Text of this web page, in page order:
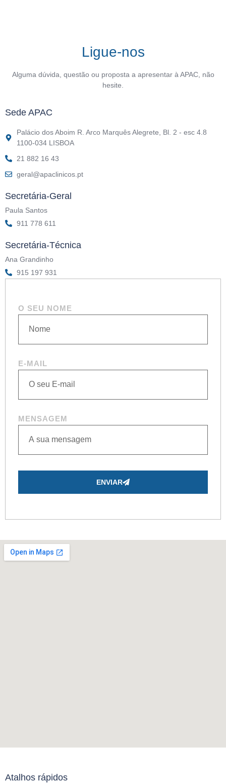
Ligue-nos
Alguma dúvida, questão ou proposta a apresentar à APAC, não
hesite.
Sede APAC
Palácio dos Aboim R. Arco Marquês Alegrete, Bl. 2 - esc 4.8
1100-034 LISBOA
21 882 16 43
geral@apaclinicos.pt
Secretária-Geral
Paula Santos
911 778 611
Secretária-Técnica
Ana Grandinho
915 197 931
O SEU NOME
E-MAIL
MENSAGEM
ENVIAR
Atalhos rápidos